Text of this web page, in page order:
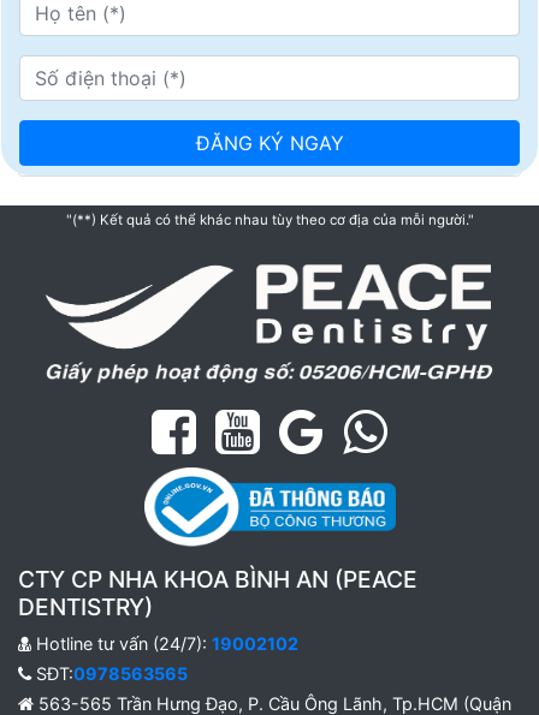
"(**) Kết quả có thể khác nhau tùy theo cơ địa của mỗi người."
CTY CP NHA KHOA BÌNH AN (PEACE
DENTISTRY)
Hotline tư vấn (24/7): 19002102
SĐT:0978563565
563-565 Trần Hưng Đạo, P. Cầu Ông Lãnh, Tp.HCM (Quận